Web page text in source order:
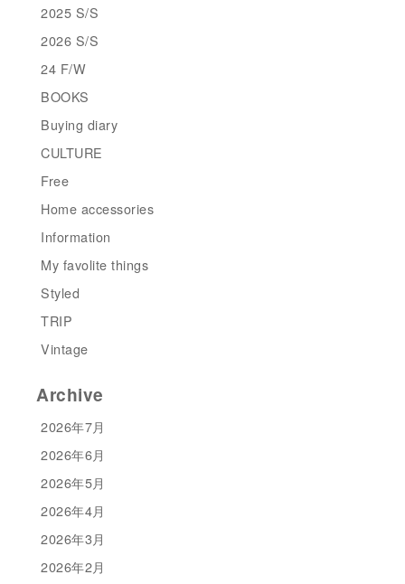
2025 S/S
2026 S/S
24 F/W
BOOKS
Buying diary
CULTURE
Free
Home accessories
Information
My favolite things
Styled
TRIP
Vintage
Archive
2026年7月
2026年6月
2026年5月
2026年4月
2026年3月
2026年2月